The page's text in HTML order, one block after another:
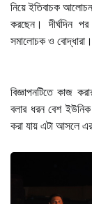
নিয়ে ইতিবাচক
করছেন। দীর্ঘদিন
সমালোচক ও বোদ্ধারা।
বিজ্ঞাপনটিতে কাজ
বলার ধরন বেশ
করা যায় এটা আসলে